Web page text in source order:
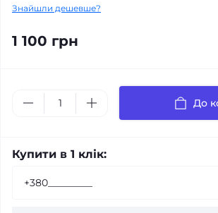
Знайшли дешевше?
1 100 грн
До
Купити в 1 клік: